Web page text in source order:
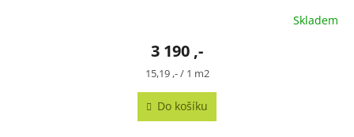
Skladem
3 190 ,-
Měrná
15,19 ,- / 1 m2
Do košíku